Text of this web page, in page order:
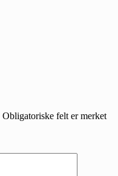
Obligatoriske felt er merket